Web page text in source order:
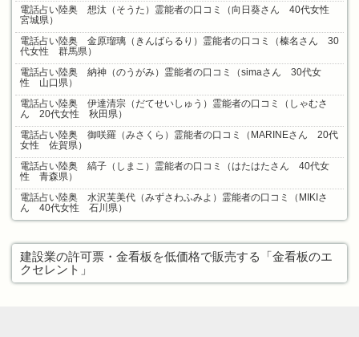
電話占い陸奥 想汰（そうた）霊能者の口コミ（向日葵さん 40代女性
宮城県）
電話占い陸奥 金原瑠璃（きんばらるり）霊能者の口コミ（榛名さん 30
代女性 群馬県）
電話占い陸奥 納神（のうがみ）霊能者の口コミ（simaさん 30代女
性 山口県）
電話占い陸奥 伊達清宗（だてせいしゅう）霊能者の口コミ（しゃむさ
ん 20代女性 秋田県）
電話占い陸奥 御咲羅（みさくら）霊能者の口コミ（MARINEさん 20代
女性 佐賀県）
電話占い陸奥 縞子（しまこ）霊能者の口コミ（はたはたさん 40代女
性 青森県）
電話占い陸奥 水沢芙美代（みずさわふみよ）霊能者の口コミ（MIKIさ
ん 40代女性 石川県）
建設業の許可票・金看板を低価格で販売する「金看板のエ
クセレント」